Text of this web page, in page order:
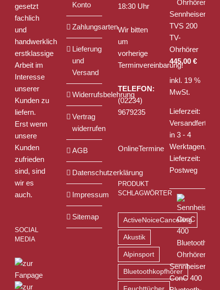
gesetzt
fachlich
und
handwerklich
erstklassige
Arbeit im
Interesse
unserer
Kunden zu
liefern.
Erst wenn
unsere
Kunden
zufrieden
sind, sind
wir es
auch.
SOCIAL
MEDIA
Konto
Zahlungsarten
Lieferung
und
Versand
Widerrufsbelehrung
Vertrag
widerrufen
AGB
Datenschutzerklärung
Impressum
Sitemap
18:30 Uhr
Wir bitten
um
vorherige
Terminvereinbarung!
TELEFON:
(02234)
9679235
OnlineTermine
PRODUKT
SCHLAGWÖRTER
ActiveNoiceCancelling
Akustik
Alpinsport
Bluetoothkopfhörer
Sennheiser
TVS 200
TV-
Ohrhörer
445,00 €
inkl. 19 %
MwSt.
Lieferzeit:
Versandfertig
in 3 - 4
Werktagen,
Lieferzeit:
Postweg
Sennheiser
ConC 400